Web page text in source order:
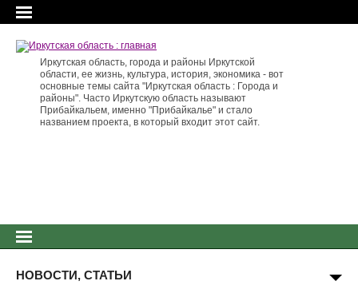
Иркутская область, города и районы Иркутской
области, ее жизнь, культура, история, экономика - вот
основные темы сайта "Иркутская область : Города и
районы". Часто Иркутскую область называют
Прибайкальем, именно "Прибайкалье" и стало
названием проекта, в который входит этот сайт.
НОВОСТИ, СТАТЬИ